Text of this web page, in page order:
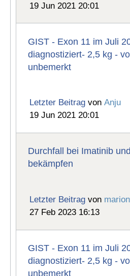
19 Jun 2021 20:01
GIST - Exon 11 im Juli
diagnostiziert- 2,5 kg -
unbemerkt
Letzter Beitrag vonAnju
19 Jun 2021 20:01
Durchfall bei Imatinib
bekämpfen
Letzter Beitrag von
27 Feb 2023 16:13
GIST - Exon 11 im Juli
diagnostiziert- 2,5 kg -
unbemerkt